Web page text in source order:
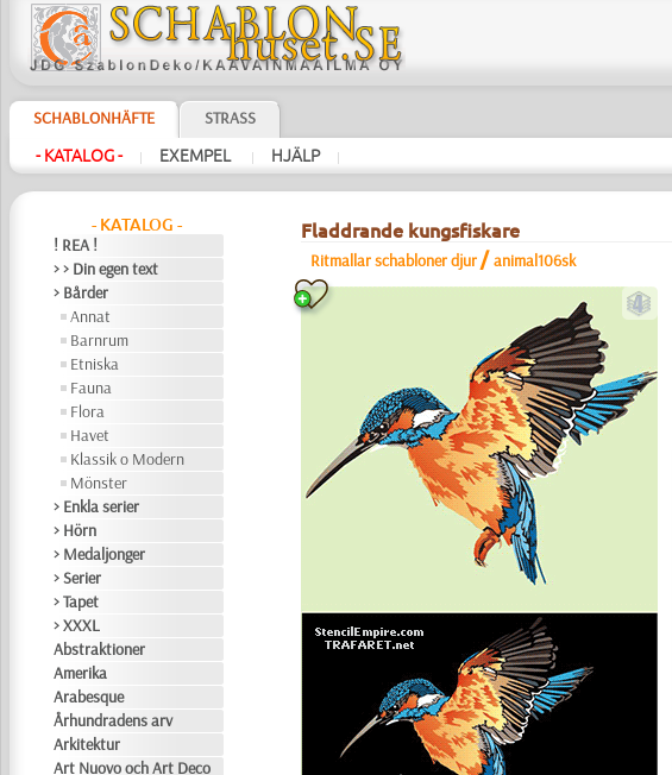
SCHABLONHÄFTE STRASS
- KATALOG - | EXEMPEL | HJÄLP |
- KATALOG -
! REA !
> > Din egen text
> Bårder
Annat
Barnrum
Etniska
Fauna
Flora
Havet
Klassik o Modern
Mönster
> Enkla serier
> Hörn
> Medaljonger
> Serier
> Tapet
> XXXL
Abstraktioner
Amerika
Arabesque
Århundradens arv
Arkitektur
Art Nuovo och Art Deco
Fladdrande kungsfiskare
Ritmallar schabloner djur /animal106sk
d